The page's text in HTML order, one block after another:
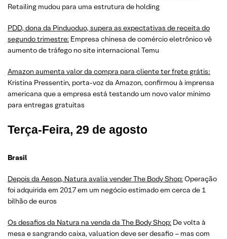
Retailing mudou para uma estrutura de holding
PDD, dona da Pinduoduo, supera as expectativas de receita do
segundo trimestre: Empresa chinesa de comércio eletrônico vê
aumento de tráfego no site internacional Temu
Amazon aumenta valor da compra para cliente ter frete grátis:
Kristina Pressentin, porta-voz da Amazon, confirmou à imprensa
americana que a empresa está testando um novo valor mínimo
para entregas gratuitas
Terça-Feira, 29 de agosto
Brasil
Depois da Aesop, Natura avalia vender The Body Shop: Operação
foi adquirida em 2017 em um negócio estimado em cerca de 1
bilhão de euros
Os desafios da Natura na venda da The Body Shop: De volta à
mesa e sangrando caixa, valuation deve ser desafio – mas com